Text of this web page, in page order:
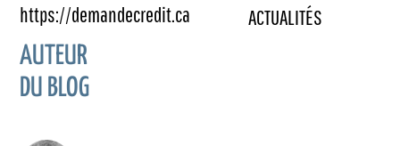
https://demandecredit.ca
AUTEUR
DU BLOG
ACTUALITÉS